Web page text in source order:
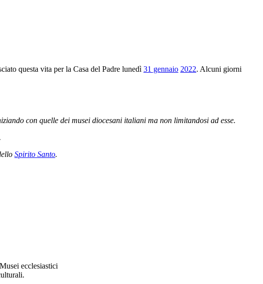
questa vita per la Casa del Padre lunedì 31 gennaio 2022. Alcuni giorni
con quelle dei musei diocesani italiani ma non limitandosi ad esse.
Spirito Santo.
ecclesiastici